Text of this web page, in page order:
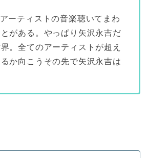
ーティストの音楽聴いてまわ
がある。やっぱり矢沢永吉だ
。全てのアーティストが超え
か向こうその先で矢沢永吉は